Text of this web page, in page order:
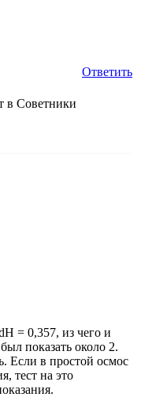
Ответить
в Советники
= 0,357, из чего и
показать около 2.
Если в простой осмос
тест на это